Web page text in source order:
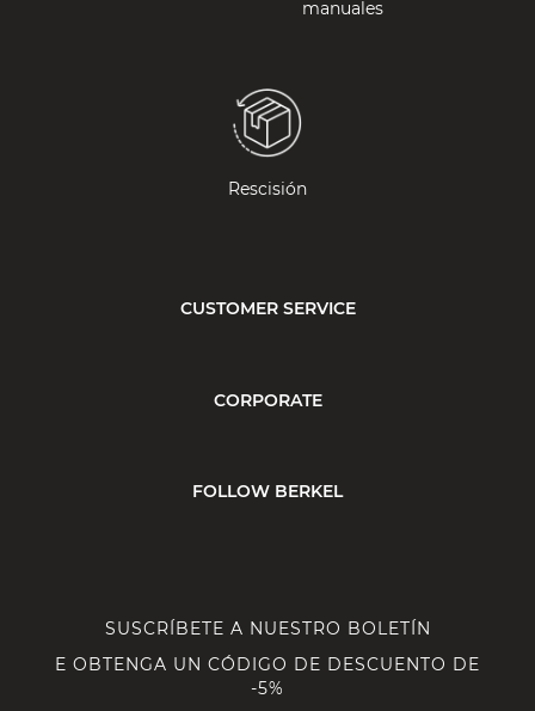
manuales
Rescisión
CUSTOMER SERVICE
CORPORATE
FOLLOW BERKEL
SUSCRÍBETE A NUESTRO BOLETÍN
E OBTENGA UN CÓDIGO DE DESCUENTO DE
-5%